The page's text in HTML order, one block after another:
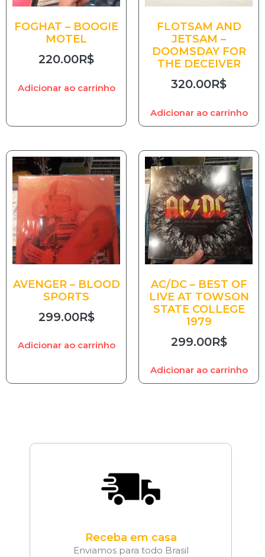
FOGHAT – BOOGIE
MOTEL
220.00R$
Adicionar ao carrinho
FLOTSAM AND
JETSAM –
DOOMSDAY FOR
THE DECEIVER
320.00R$
Adicionar ao carrinho
AVENGER – BLOOD
SPORTS
299.00R$
Adicionar ao carrinho
AC/DC – BEST OF
LIVE AT TOWSON
STATE COLLEGE
1979
299.00R$
Adicionar ao carrinho
Receba em casa
Enviamos para todo Brasil